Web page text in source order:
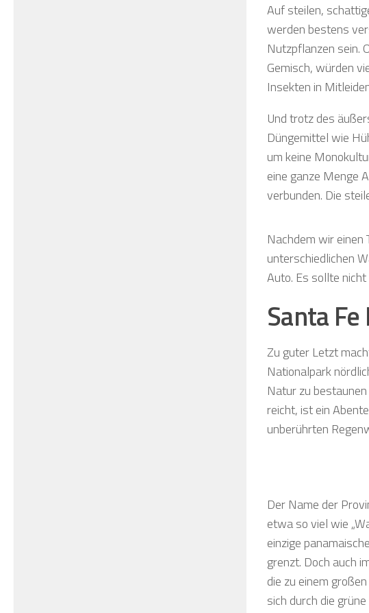
Auf steilen,
werden bestens
Nutzpflanzen sein.
Gemisch, würden
Insekten in
Und trotz des
Düngemittel wie
um keine
eine ganze Menge
verbunden. Die
Nachdem wir einen
unterschiedlichen
Auto. Es sollte
Santa
Zu guter Letzt
Nationalpark
Natur zu
reicht, ist ein
unberührten
Der Name der
etwa so viel wie
einzige
grenzt. Doch auch
die zu einem
sich durch die